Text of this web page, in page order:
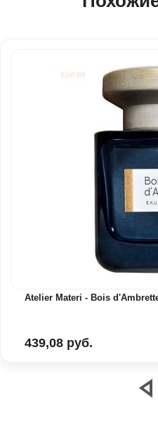
Atelier Materi - Bois
439,08 руб.